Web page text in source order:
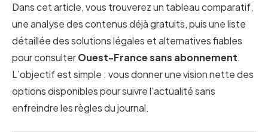
Dans cet article, vous trouverez un tableau comparatif,
une analyse des contenus déjà gratuits, puis une liste
détaillée des solutions légales et alternatives fiables
pour consulterOuest-France sans abonnement.
L’objectif est simple : vous donner une vision nette des
options disponibles pour suivre l’actualité sans
enfreindre les règles du journal.